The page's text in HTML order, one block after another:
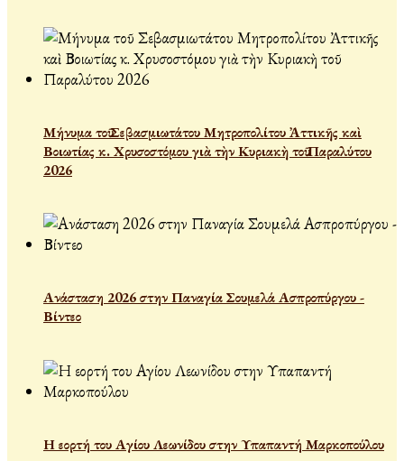
Μήνυμα τοῦ Σεβασμιωτάτου Μητροπολίτου Ἀττικῆς καὶ
Βοιωτίας κ. Χρυσοστόμου γιὰ τὴν Κυριακὴ τοῦ Παραλύτου
2026
Ανάσταση 2026 στην Παναγία Σουμελά Ασπροπύργου -
Βίντεο
Η εορτή του Αγίου Λεωνίδου στην Υπαπαντή Μαρκοπούλου